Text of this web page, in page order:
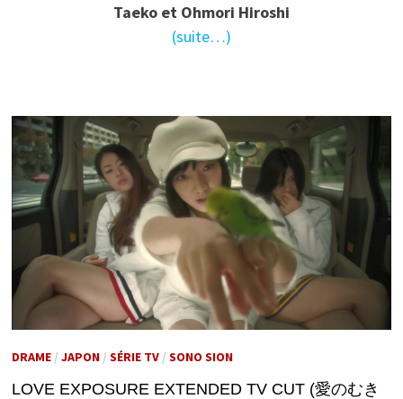
Taeko et Ohmori Hiroshi
(suite…)
DRAME/ JAPON/ SÉRIE TV/ SONO SION
LOVE EXPOSURE EXTENDED TV CUT (愛のむき